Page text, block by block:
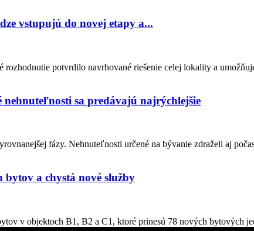
vstupujú do novej etapy a...
potvrdilo navrhované riešenie celej lokality a
sa predávajú najrýchlejšie
fázy. Nehnuteľnosti určené na bývanie zdraželi aj
a chystá nové služby
v objektoch B1, B2 a C1, ktoré prinesú 78 nových bytových